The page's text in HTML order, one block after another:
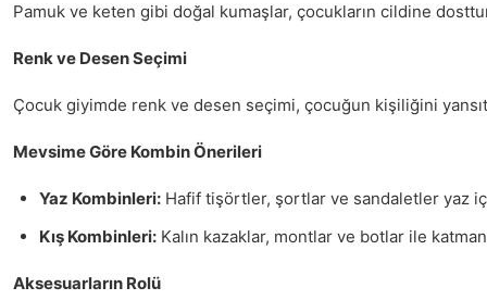
Pamuk ve keten gibi doğal kumaşlar, çocukların cildine
Renk ve Desen Seçimi
Çocuk giyimde renk ve desen seçimi, çocuğun kişiliğini
Mevsime Göre Kombin Önerileri
Yaz Kombinleri: Hafif tişörtler, şortlar ve sandaletler yaz
Kış Kombinleri: Kalın kazaklar, montlar ve botlar ile
Aksesuarların Rolü